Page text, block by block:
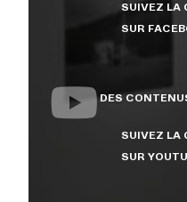
SUIVEZ LA
SUR
DES
SUIVEZ LA
SUR